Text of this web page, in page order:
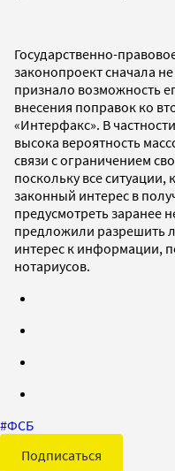
Государственно-
законопроект сначала
признало возможность
внесения поправок ко
«Интерфакс». В
высока вероятность
связи с ограничением
поскольку все ситуации,
законный интерес в
предусмотреть заранее
предложили разрешить
интерес к информации,
нотариусов.
#ФСБ
Подписаться